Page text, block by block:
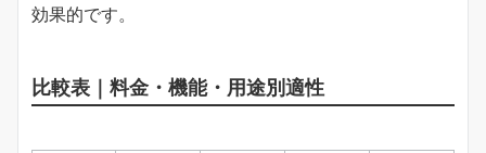
効果的です。
比較表｜料金・機能・用途別適性